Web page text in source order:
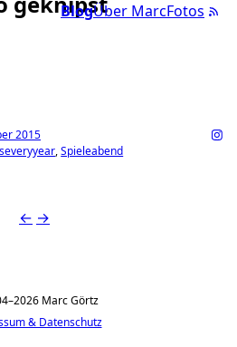
BlogÜber MarcFotos
2015
Spieleabend
← →
Marc Görtz
& Datenschutz